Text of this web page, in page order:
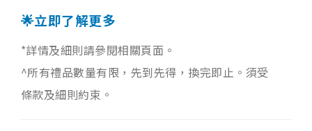
🌟立即了解更多
*詳情及細則請參閱相關頁面。
^所有禮品數量有限，先到先得，換完即止。須受
條款及細則約束。